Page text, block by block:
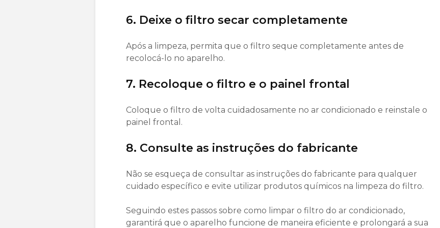
6. Deixe o filtro secar completamente
Após a limpeza, permita que o filtro seque completamente antes de
recolocá-lo no aparelho.
7. Recoloque o filtro e o painel frontal
Coloque o filtro de volta cuidadosamente no ar condicionado e reinstale o
painel frontal.
8. Consulte as instruções do fabricante
Não se esqueça de consultar as instruções do fabricante para qualquer
cuidado específico e evite utilizar produtos químicos na limpeza do filtro.
Seguindo estes passos sobre como limpar o filtro do ar condicionado,
garantirá que o aparelho funcione de maneira eficiente e prolongará a sua